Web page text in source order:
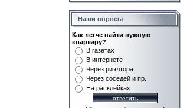
Наши опросы
Как легче найти нужную
квартиру?
В газетах
В интернете
Через риэлтора
Через соседей и пр.
На расклейках